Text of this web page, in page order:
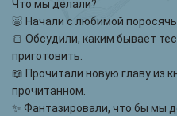
Что мы делали?
🐷 Начали с любимой
🍞 Обсудили, каким бывает
приготовить.
📖 Прочитали новую главу из
прочитанном.
✨ Фантазировали, что бы мы